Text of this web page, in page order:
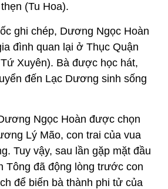
(Tu Hoa).
ghi chép, Dương Ngọc Hoàn
đình quan lại ở Thục Quận
Xuyên). Bà được học hát,
đến Lạc Dương sinh sống
Ngọc Hoàn được chọn
Lý Mão, con trai của vua
Tuy vậy, sau lần gặp mặt đầu
Tông đã động lòng trước con
để biến bà thành phi tử của